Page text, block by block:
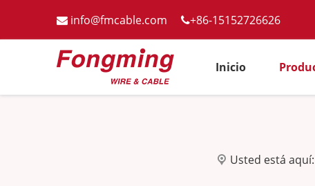
 info@fmcable.com +86-15152726626
Inicio
Usted está aquí: